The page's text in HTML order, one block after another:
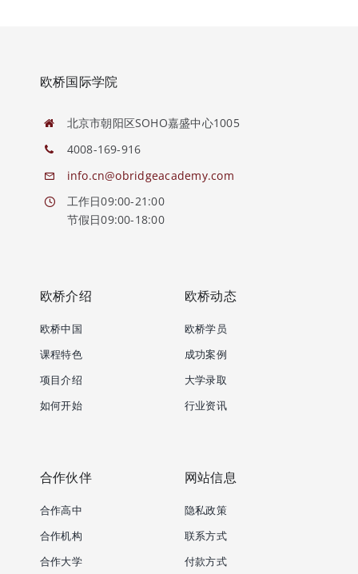
欧桥国际学院
北京市朝阳区SOHO嘉盛中心1005
4008-169-916
info.cn@obridgeacademy.com
工作日09:00-21:00
节假日09:00-18:00
欧桥介绍
欧桥中国
课程特色
项目介绍
如何开始
欧桥动态
欧桥学员
成功案例
大学录取
行业资讯
合作伙伴
合作高中
合作机构
合作大学
网站信息
隐私政策
联系方式
付款方式